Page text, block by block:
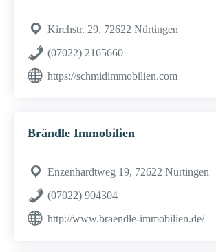
Kirchstr. 29, 72622 Nürtingen
(07022) 2165660
https://schmidimmobilien.com
Brändle Immobilien
Enzenhardtweg 19, 72622 Nürtingen
(07022) 904304
http://www.braendle-immobilien.de/